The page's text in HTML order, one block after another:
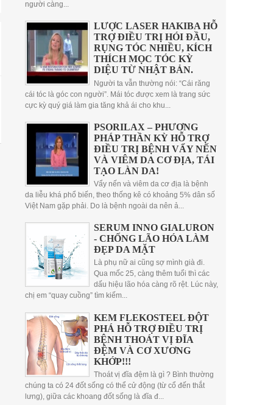
người càng...
LƯỢC LASER HAKIBA HỖ
TRỢ ĐIỀU TRỊ HÓI ĐẦU,
RỤNG TÓC NHIỀU, KÍCH
THÍCH MỌC TÓC KỲ
DIỆU TỪ NHẬT BẢN.
Người ta vẫn thường nói: “Cái răng
cái tóc là góc con người”. Mái tóc được xem là trang sức
cực kỳ quý giá làm gia tăng khả ái cho khu...
PSORILAX – PHƯƠNG
PHÁP THẦN KỲ HỖ TRỢ
ĐIỀU TRỊ BỆNH VẨY NẾN
VÀ VIÊM DA CƠ ĐỊA, TÁI
TẠO LÀN DA!
Vẩy nến và viêm da cơ địa là bệnh
da liễu khá phổ biến, theo thống kê có khoảng 5% dân số
Việt Nam gặp phải. Do là bệnh ngoài da nên ả...
SERUM INNO GIALURON
- CHỐNG LÃO HÓA LÀM
ĐẸP DA MẶT
Là phụ nữ ai cũng sợ mình già đi.
Qua mốc 25, càng thêm tuổi thì các
dấu hiệu lão hóa càng rõ rệt. Lúc này,
chị em “quay cuồng” tìm kiếm...
KEM FLEKOSTEEL ĐỘT
PHÁ HỖ TRỢ ĐIỀU TRỊ
BỆNH THOÁT VỊ ĐĨA
ĐỆM VÀ CƠ XƯƠNG
KHỚP!!!
Thoát vị đĩa đệm là gì ? Bình thường
chúng ta có 24 đốt sống có thể cử động (từ cổ đến thắt
lưng), giữa các khoang đốt sống là đĩa đ...